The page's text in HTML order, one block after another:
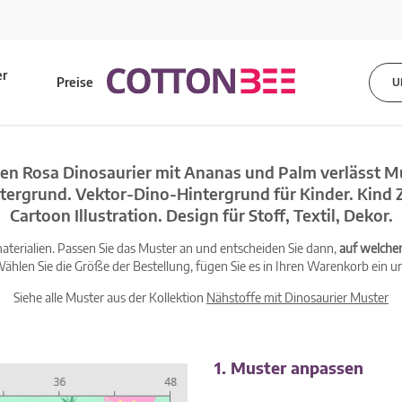
Preise
Rosa Dinosaurier mit Ananas und Palm verlässt
Vektor-Dino-Hintergrund für Kinder. Kind
Cartoon Illustration. Design für Stoff, Textil, Dekor.
Passen Sie das Muster an und entscheiden Sie dann,auf
Sie die Größe der Bestellung, fügen Sie es in Ihren Warenkorb ein
Siehe alle Muster aus der Kollektion Nähstoffe mit Dinosaurier Muster
1. Muster anpassen